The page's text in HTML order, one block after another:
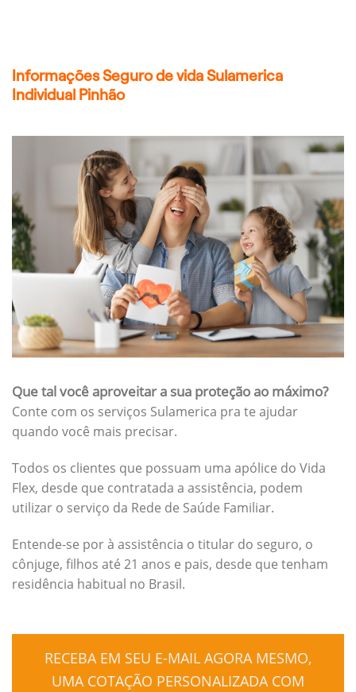
Informações Seguro de vida Sulamerica
Individual Pinhão
Que tal você aproveitar a sua proteção ao máximo?
Conte com os serviços Sulamerica pra te ajudar
quando você mais precisar.
Todos os clientes que possuam uma apólice do Vida
Flex, desde que contratada a assistência, podem
utilizar o serviço da Rede de Saúde Familiar.
Entende-se por à assistência o titular do seguro, o
cônjuge, filhos até 21 anos e pais, desde que tenham
residência habitual no Brasil.
RECEBA EM SEU E-MAIL AGORA MESMO,
UMA COTAÇÃO PERSONALIZADA COM